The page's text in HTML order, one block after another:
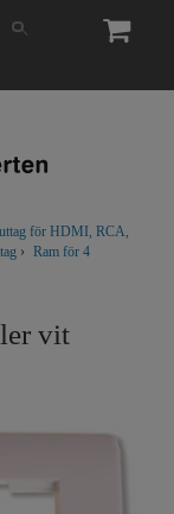
för HDMI, RCA,
› Ram för 4
vit